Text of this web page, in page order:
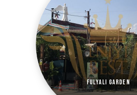
Fulyalı Garden